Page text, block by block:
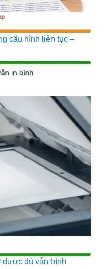
cấu hình liên tục –
được dù vẫn bình